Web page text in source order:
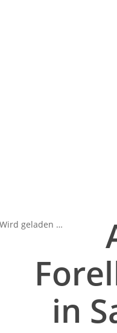
geladen …
in